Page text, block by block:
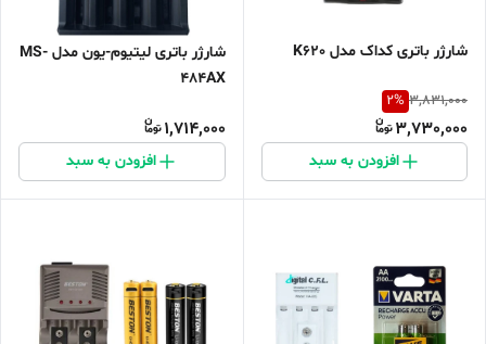
شارژر باتری کداک مدل K620
3,831,000
2%
3,730,000
افزودن به سبد
شارژر باتری لیتیوم-یون مدل MS-
484AX
1,714,000
افزودن به سبد